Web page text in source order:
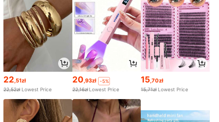
22,51zł
22,52zł Lowest Price
20,93zł
-5%
22,16zł Lowest Price
15,70zł
15,71zł Lowest Price